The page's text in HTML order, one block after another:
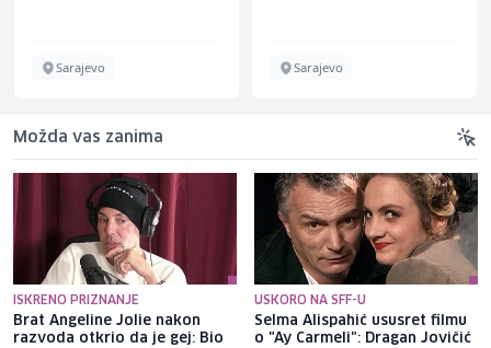
Sarajevo Sarajevo
Možda vas zanima
ISKRENO PRIZNANJE
Brat Angeline Jolie nakon
razvoda otkrio da je gej: Bio
USKORO NA SFF-U
Selma Alispahić ususret filmu
o "Ay Carmeli": Dragan Jovičić